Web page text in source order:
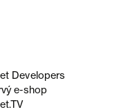
Developers
e-shop